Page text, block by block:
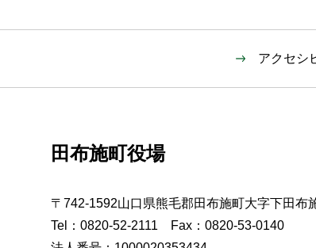
アクセシ
田布施町役場
〒742-1592山口県熊毛郡田布施町大字下田布
Tel：0820-52-2111 Fax：0820-53-0140